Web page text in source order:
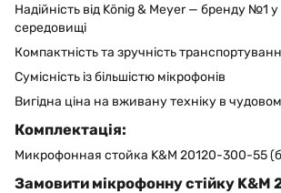
Надійність від König & Meyer — бренду №1
середовищі
Компактність та зручність
Сумісність із більшістю мікрофонів
Вигідна ціна на вживану техніку в
Комплектація:
Микрофонная стойка K&M 20120-300-55
Замовити мікрофонну стійку